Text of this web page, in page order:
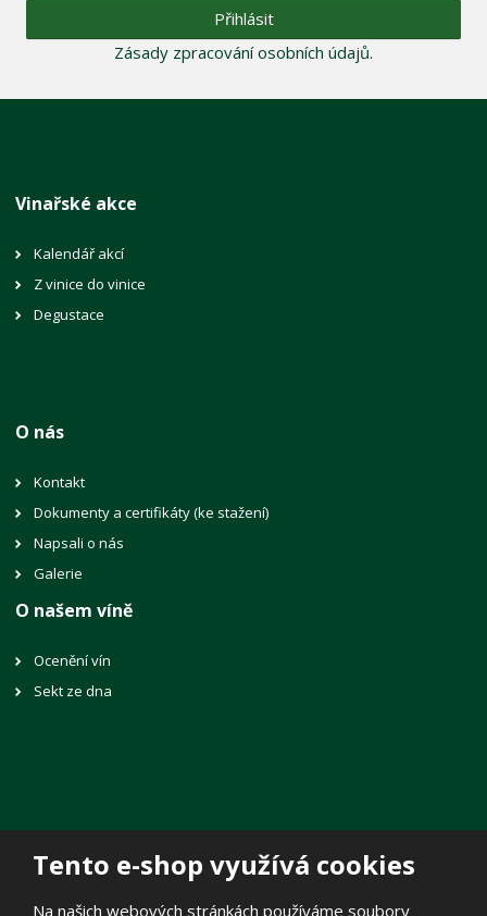
Tento e-shop využívá cookies
Na našich webových stránkách používáme soubory
Přihlásit
Zásady zpracování osobních údajů.
Vinařské akce
Kalendář akcí
Z vinice do vinice
Degustace
O nás
Kontakt
Dokumenty a certifikáty (ke stažení)
Napsali o nás
Galerie
O našem víně
Ocenění vín
Sekt ze dna